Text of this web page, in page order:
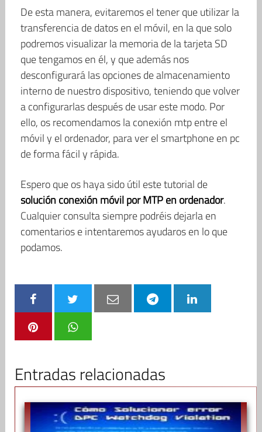
De esta manera, evitaremos el tener que utilizar la
transferencia de datos en el móvil, en la que solo
podremos visualizar la memoria de la tarjeta SD
que tengamos en él, y que además nos
desconfigurará las opciones de almacenamiento
interno de nuestro dispositivo, teniendo que volver
a configurarlas después de usar este modo. Por
ello, os recomendamos la conexión mtp entre el
móvil y el ordenador, para ver el smartphone en pc
de forma fácil y rápida.
Espero que os haya sido útil este tutorial de
solución conexión móvil por MTP en ordenador.
Cualquier consulta siempre podréis dejarla en
comentarios e intentaremos ayudaros en lo que
podamos.
Entradas relacionadas